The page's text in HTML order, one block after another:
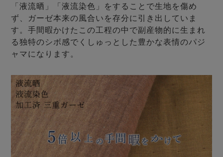
「液流晒」「液流染色」をすることで生地を傷め
ず、ガーゼ本来の風合いを存分に引き出していま
す。手間暇かけたこの工程の中で副産物的に生まれ
る独特のシボ感でくしゅっとした豊かな表情のパジ
ャマになります。